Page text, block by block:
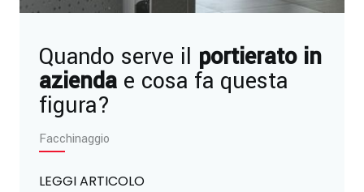
Quando serve il portierato in
azienda e cosa fa questa
figura?
Facchinaggio
LEGGI ARTICOLO